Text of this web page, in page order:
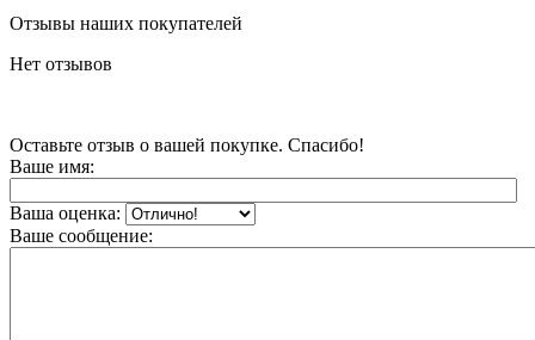
Отзывы наших покупателей
Нет отзывов
Оставьте отзыв о вашей покупке. Спасибо!
Ваше имя:
Ваша оценка:
Ваше сообщение: